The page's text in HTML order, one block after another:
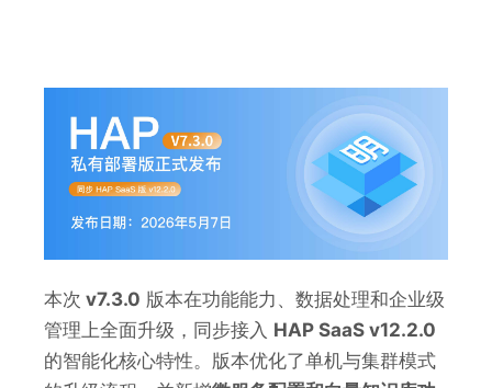
本次 v7.3.0 版本在功能能力、数据处理和企业级
管理上全面升级，同步接入 HAP SaaS v12.2.0
的智能化核心特性。版本优化了单机与集群模式